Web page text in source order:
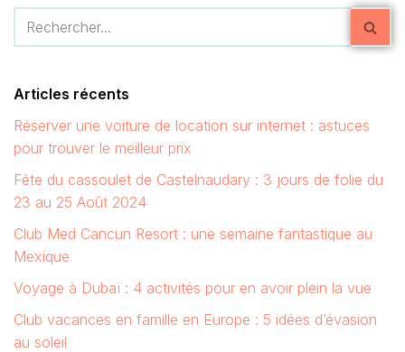
Articles récents
Réserver une voiture de location sur internet : astuces
pour trouver le meilleur prix
Fête du cassoulet de Castelnaudary : 3 jours de folie du
23 au 25 Août 2024
Club Med Cancun Resort : une semaine fantastique au
Mexique
Voyage à Dubaï : 4 activités pour en avoir plein la vue
Club vacances en famille en Europe : 5 idées d’évasion
au soleil